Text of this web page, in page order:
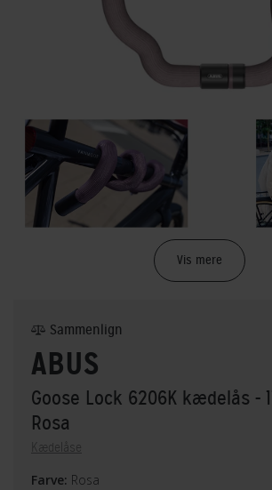
Vis mere
ABUS
Goose Lock 6206K kædelås -
Rosa
Kædelåse
Sammenlign
Farve: Rosa